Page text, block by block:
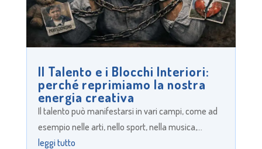
Il Talento e i Blocchi Interiori:
perché reprimiamo la nostra
energia creativa
Il talento può manifestarsi in vari campi, come ad
esempio nelle arti, nello sport, nella musica,...
leggi tutto